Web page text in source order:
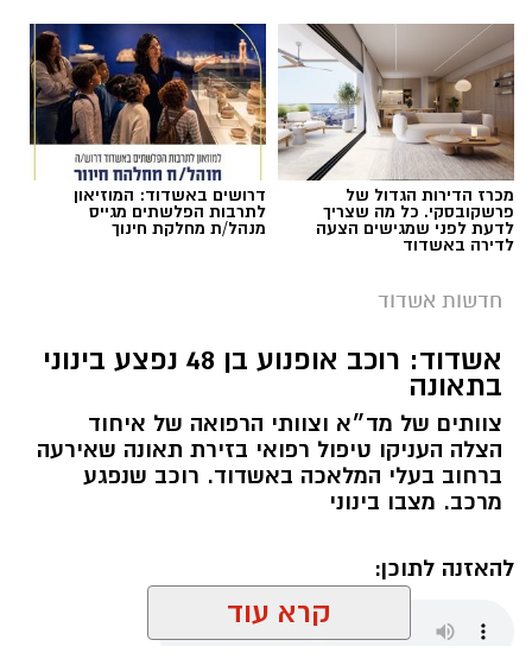
מכרז הדירות הגדול של
פרשקובסקי. כל מה שצריך
לדעת לפני שמגישים הצעה
לדירה באשדוד
דרושים באשדוד: המוזיאון
לתרבות הפלשתים מגייס
מנהל/ת מחלקת חינוך
חדשות אשדוד
אשדוד: רוכב אופנוע בן 48 נפצע בינוני
בתאונה
צוותים של מד״א וצוותי הרפואה של איחוד
הצלה העניקו טיפול רפואי בזירת תאונה שאירעה
ברחוב בעלי המלאכה באשדוד. רוכב שנפגע
מרכב. מצבו בינוני
להאזנה לתוכן:
קרא עוד